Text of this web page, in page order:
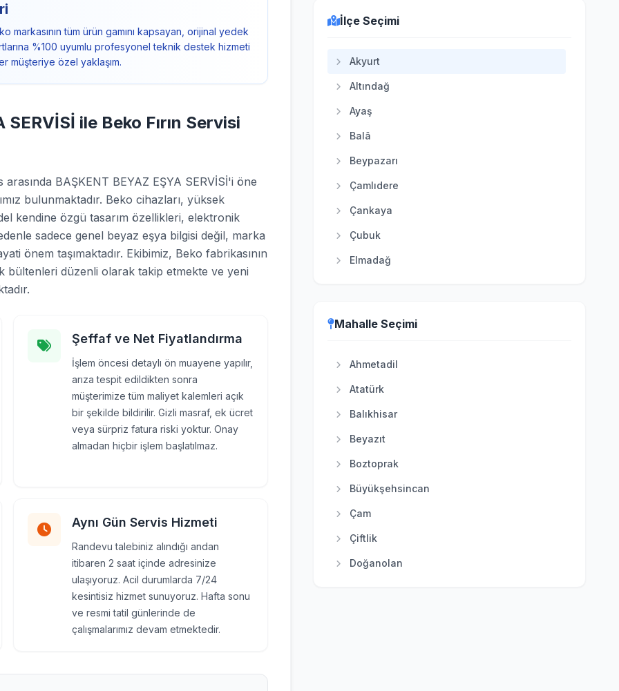
markasının tüm ürün gamını kapsayan, orijinal yedek
%100 uyumlu profesyonel teknik destek hizmeti
müşteriye özel yaklaşım.
ile Beko Fırın Servisi
BAŞKENT BEYAZ EŞYA SERVİSİ'i öne
bulunmaktadır. Beko cihazları, yüksek
kendine özgü tasarım özellikleri, elektronik
sadece genel beyaz eşya bilgisi değil, marka
önem taşımaktadır. Ekibimiz, Beko fabrikasının
bültenleri düzenli olarak takip etmekte ve yeni
Şeffaf ve Net Fiyatlandırma
İşlem öncesi detaylı ön muayene yapılır,
arıza tespit edildikten sonra
müşterimize tüm maliyet kalemleri açık
bir şekilde bildirilir. Gizli masraf, ek ücret
veya sürpriz fatura riski yoktur. Onay
almadan hiçbir işlem başlatılmaz.
Aynı Gün Servis Hizmeti
Randevu talebiniz alındığı andan
itibaren 2 saat içinde adresinize
ulaşıyoruz. Acil durumlarda 7/24
kesintisiz hizmet sunuyoruz. Hafta sonu
ve resmi tatil günlerinde de
çalışmalarımız devam etmektedir.
İlçe Seçimi
Akyurt
Altındağ
Ayaş
Balâ
Beypazarı
Çamlıdere
Çankaya
Çubuk
Elmadağ
Güdül
Haymana
Kahramankazan
Kalecik
Keçiören
Kızılcahamam
Mamak
Nallıhan
Polatlı
Mahalle Seçimi
Ahmetadil
Atatürk
Balıkhisar
Beyazıt
Boztoprak
Büyükşehsincan
Çam
Çiftlik
Doğanolan